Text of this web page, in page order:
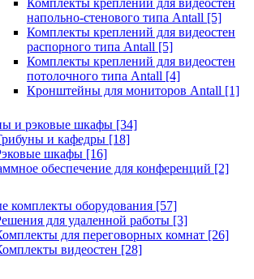
Комплекты креплений для видеостен
напольно-стенового типа Antall [5]
Комплекты креплений для видеостен
распорного типа Antall [5]
Комплекты креплений для видеостен
потолочного типа Antall [4]
Кронштейны для мониторов Antall [1]
и рэковые шкафы [34]
и кафедры [18]
шкафы [16]
обеспечение для конференций [2]
комплекты оборудования [57]
для удаленной работы [3]
для переговорных комнат [26]
видеостен [28]